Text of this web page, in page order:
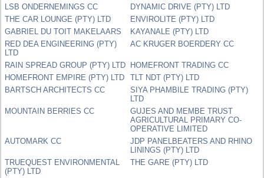
LSB ONDERNEMINGS CC
DYNAMIC DRIVE (PTY) LTD
THE CAR LOUNGE (PTY) LTD
ENVIROLITE (PTY) LTD
GABRIEL DU TOIT MAKELAARS
KAYANALE (PTY) LTD
RED DEA ENGINEERING (PTY)
LTD
AC KRUGER BOERDERY CC
RAIN SPREAD GROUP (PTY) LTD HOMEFRONT TRADING CC
HOMEFRONT EMPIRE (PTY) LTD
TLT NDT (PTY) LTD
BARTSCH ARCHITECTS CC
SIYA PHAMBILE TRADING (PTY)
LTD
MOUNTAIN BERRIES CC
GUJES AND MEMBE TRUST
AGRICULTURAL PRIMARY CO-
OPERATIVE LIMITED
AUTOMARK CC
JDP PANELBEATERS AND RHINO
LININGS (PTY) LTD
TRUEQUEST ENVIRONMENTAL
(PTY) LTD
THE GARE (PTY) LTD